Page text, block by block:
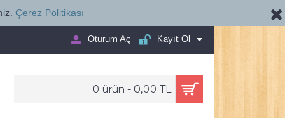
Çerez Politikası
Oturum Aç Kayıt Ol
0 ürün - 0,00 TL